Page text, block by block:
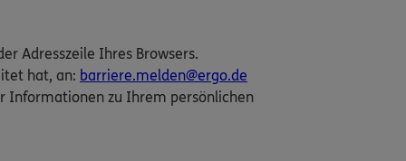
Adresszeile Ihres Browsers.
hat, an: barriere.melden@ergo.de
Informationen zu Ihrem persönlichen